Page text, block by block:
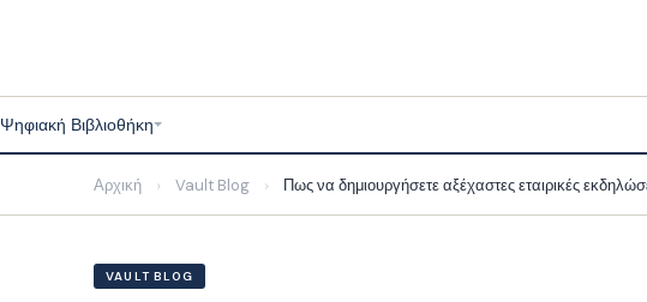
Ψηφιακή Βιβλιοθήκη
Αρχική › Vault Blog › Πως να δημιουργήσετε αξέχαστες εταιρικές
VAULT BLOG